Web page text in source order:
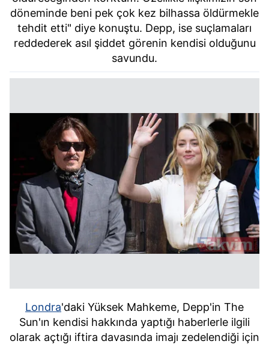
döneminde beni pek çok kez bilhassa öldürmekle
tehdit etti" diye konuştu. Depp, ise suçlamaları
reddederek asıl şiddet görenin kendisi olduğunu
savundu.
Londra'daki Yüksek Mahkeme, Depp'in The
Sun'ın kendisi hakkında yaptığı haberlerle ilgili
olarak açtığı iftira davasında imajı zedelendiği için